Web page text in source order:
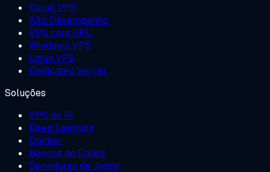
Cloud VPS
Alto Desempenho
VPS com GPU
Windows VPS
Linux VPS
Dedicated Server
Soluções
VPS de IA
Deep Learning
Docker
Bancos de Dados
Servidores de Jogos